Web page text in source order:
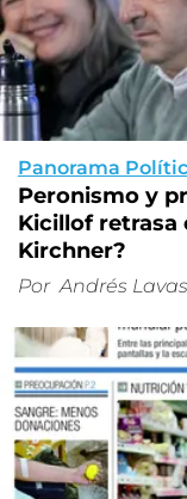
Panorama
Peronismo y
Kicillof retrasa
Kirchner?
Por Andrés